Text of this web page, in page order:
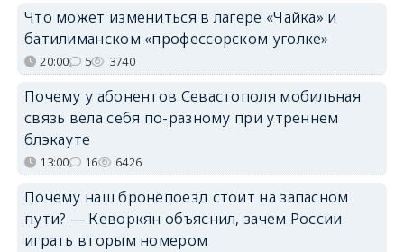
Что может измениться в лагере «Чайка» и
батилиманском «профессорском уголке»
20:00 5 3740
Почему у абонентов Севастополя мобильная
связь вела себя по-разному при утреннем
блэкауте
13:00 16 6426
Почему наш бронепоезд стоит на запасном
пути? — Кеворкян объяснил, зачем России
играть вторым номером